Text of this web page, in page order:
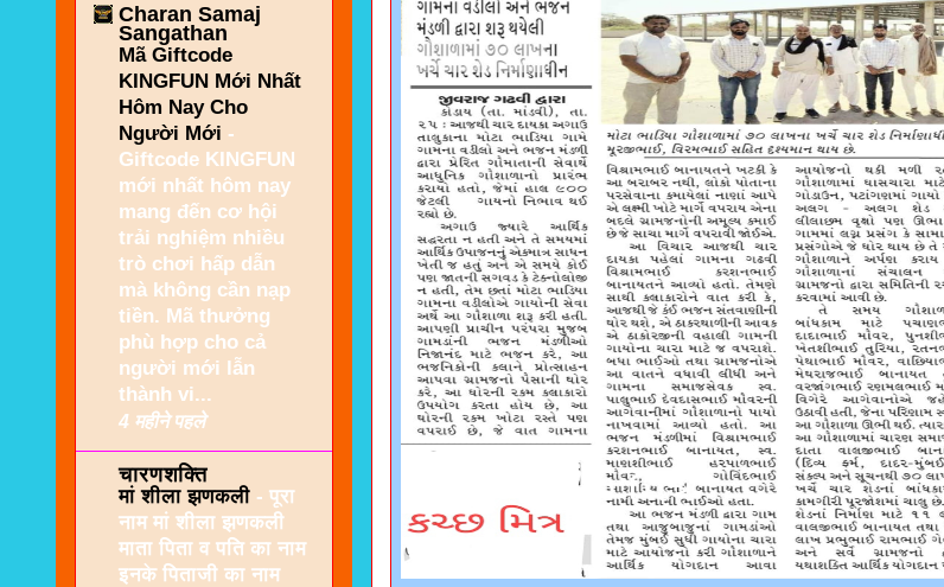
Charan Samaj
Sangathan
Mã Giftcode
KINGFUN Mới Nhất
Hôm Nay Cho
Người Mới -
Giftcode KINGFUN
mới nhất hôm nay
mang đến cơ hội
trải nghiệm nhiều
trò chơi hấp dẫn
mà không cần nạp
tiền. Mã thưởng
phù hợp cho cả
người mới lẫn
thành vi...
4 महीने पहले
चारणशक्ति
मां शीला झणकली - पूरा
नाम मां शीला झणकली
माता पिता व पति का नाम
इनके पिताजी का नाम